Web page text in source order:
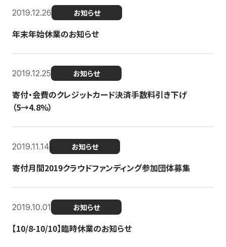
2019.12.26 お知らせ
年末年始休業のお知らせ
2019.12.25 お知らせ
寄付・会費のクレジットカード決済手数料引き下げ
（5→4.8%）
2019.11.14 お知らせ
寄付月間2019クラウドファンディング参加団体募集
2019.10.01 お知らせ
【10/8-10/10】臨時休業のお知らせ